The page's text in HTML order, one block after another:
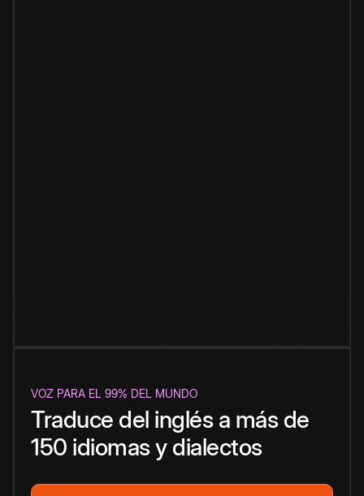
VOZ PARA EL 99% DEL MUNDO
Traduce del inglés a más de
150 idiomas y dialectos